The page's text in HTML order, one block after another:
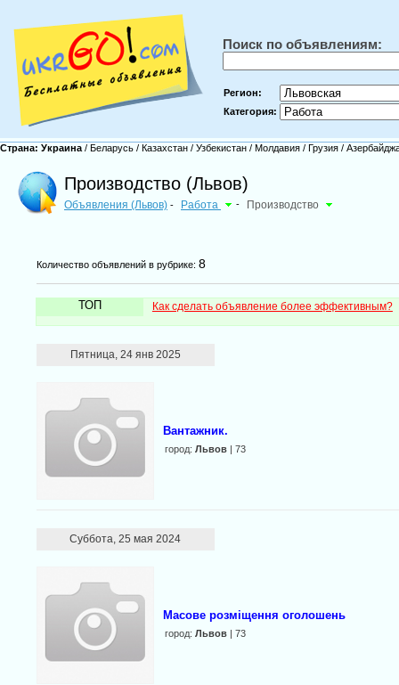
Поиск по объявлениям:
Регион:
Категория:
Страна: Украина / Беларусь / Казахстан / Узбекистан / Молдавия / Грузия /
Производство (Львов)
Объявления (Львов) - Работа - Производство
Количество объявлений в рубрике: 8
ТОП Как сделать объявление более эффективным?
Пятница, 24 янв 2025
Вантажник.
город: Львов| 73
Суббота, 25 мая 2024
Масове розміщення оголошень
город: Львов| 73